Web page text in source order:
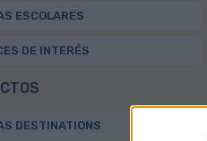
ESCOLARES
DE INTERÉS
DESTINATIONS